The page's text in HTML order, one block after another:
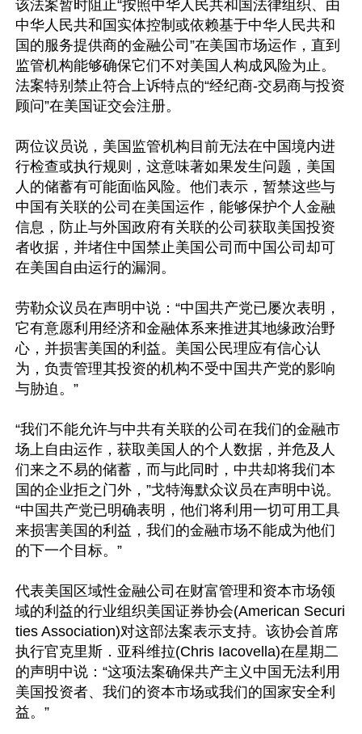
该法案暂时阻止“按照中华人民共和国法律组织、由
中华人民共和国实体控制或依赖基于中华人民共和
国的服务提供商的金融公司”在美国市场运作，直到
监管机构能够确保它们不对美国人构成风险为止。
法案特别禁止符合上诉特点的“经纪商-交易商与投资
顾问”在美国证交会注册。
两位议员说，美国监管机构目前无法在中国境内进
行检查或执行规则，这意味著如果发生问题，美国
人的储蓄有可能面临风险。他们表示，暂禁这些与
中国有关联的公司在美国运作，能够保护个人金融
信息，防止与外国政府有关联的公司获取美国投资
者收据，并堵住中国禁止美国公司而中国公司却可
在美国自由运行的漏洞。
劳勒众议员在声明中说：“中国共产党已屡次表明，
它有意愿利用经济和金融体系来推进其地缘政治野
心，并损害美国的利益。美国公民理应有信心认
为，负责管理其投资的机构不受中国共产党的影响
与胁迫。”
“我们不能允许与中共有关联的公司在我们的金融市
场上自由运作，获取美国人的个人数据，并危及人
们来之不易的储蓄，而与此同时，中共却将我们本
国的企业拒之门外，”戈特海默众议员在声明中说。
“中国共产党已明确表明，他们将利用一切可用工具
来损害美国的利益，我们的金融市场不能成为他们
的下一个目标。”
代表美国区域性金融公司在财富管理和资本市场领
域的利益的行业组织美国证券协会(American Securi
ties Association)对这部法案表示支持。该协会首席
执行官克里斯．亚科维拉(Chris Iacovella)在星期二
的声明中说：“这项法案确保共产主义中国无法利用
美国投资者、我们的资本市场或我们的国家安全利
益。”